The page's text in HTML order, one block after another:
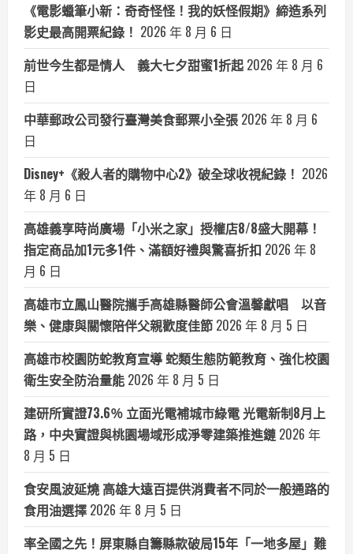
《電影蠟筆小新：奇奇怪怪！我的妖怪假期》締造系列
影史最高開票紀錄！ 2026 年 8 月 6 日
前世今生都是情人 義大七夕甜蜜1折起 2026 年 8 月 6
日
中華郵政公司發行臺灣美食郵票小全張 2026 年 8 月 6
日
Disney+《殺人者的購物中心2》破全球收視紀錄！ 2026
年 8 月 6 日
高雄義享時尚廣場「小米之家」授權店8/8盛大開幕！
指定商品加1元多1件、滿額好禮與驚喜折扣 2026 年 8
月 6 日
高雄市立鳳山醫院攜手高雄縣醫師公會溫馨獻唱 以音
樂、健康與關懷陪伴父親歡度佳節 2026 年 8 月 5 日
高雄市校園防蛇教育宣導 蛇類生態防範教育、強化校園
衛生安全防治量能 2026 年 8 月 5 日
建研所實證73.6％ 立面光電補城市綠電 光電新制8月上
路，中央實證與桃園場域形成淨零建築推進鏈 2026 年
8 月 5 日
食安風波延燒 高雄大遠百提供消費者不同於一般通路的
食用油選擇 2026 年 8 月 5 日
率全國之先！屏東縣自籌縣款破局15年「一地多屋」難